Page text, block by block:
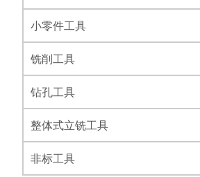
小零件工具
铣削工具
钻孔工具
整体式立铣工具
非标工具